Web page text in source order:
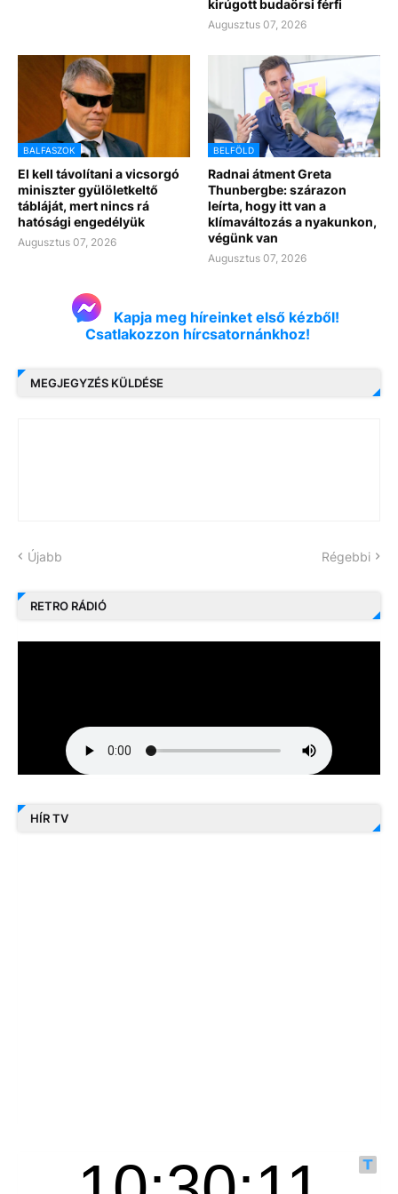
kirúgott budaörsi férfi
Augusztus 07, 2026
BALFASZOK
El kell távolítani a vicsorgó
miniszter gyülöletkeltő
tábláját, mert nincs rá
hatósági engedélyük
Augusztus 07, 2026
BELFÖLD
Radnai átment Greta
Thunbergbe: szárazon
leírta, hogy itt van a
klímaváltozás a nyakunkon,
végünk van
Augusztus 07, 2026
Kapja meg híreinket első kézből!
Csatlakozzon hírcsatornánkhoz!
MEGJEGYZÉS KÜLDÉSE
Újabb Régebbi
RETRO RÁDIÓ
HÍR TV